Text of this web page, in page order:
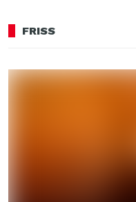
FRISS